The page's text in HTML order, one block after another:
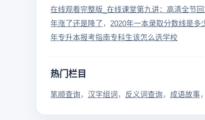
在线观看完整版_在线课堂第九讲：高清全节
年涨了还是降了
2020年一本录取分数线是多
年专升本报考指南专科生该怎么选学校
热门栏目
笔顺查询 汉字组词 反义词查询 成语故事